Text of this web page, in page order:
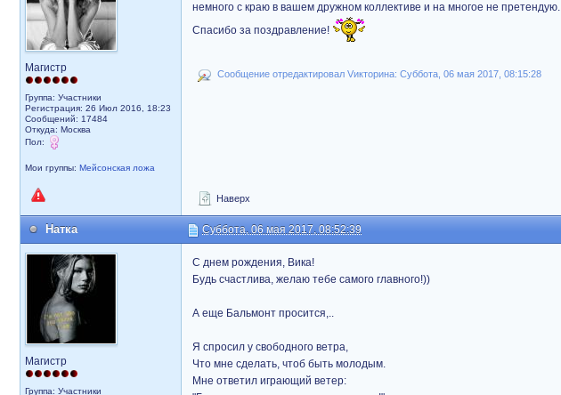
Магистр
Группа: Участники
Регистрация: 26 Июл 2016, 18:23
Сообщений: 17484
Откуда: Москва
Пол:
Мои группы: Мейсонская ложа
немного с краю в вашем дружном коллективе и на многое не претендую.
Спасибо за поздравление!
Сообщение отредактировал Vикторина: Суббота, 06 мая 2017, 08:15:28
Наверх
Натка Суббота, 06 мая 2017, 08:52:39
Магистр
Группа: Участники
С днем рождения, Вика!
Будь счастлива, желаю тебе самого главного!))
А еще Бальмонт просится,..
Я спросил у свободного ветра,
Что мне сделать, чтоб быть молодым.
Мне ответил играющий ветер: